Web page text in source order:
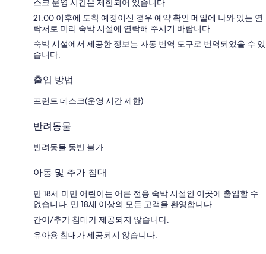
스크 운영 시간은 제한되어 있습니다.
21:00 이후에 도착 예정이신 경우 예약 확인 메일에 나와 있는 연
락처로 미리 숙박 시설에 연락해 주시기 바랍니다.
숙박 시설에서 제공한 정보는 자동 번역 도구로 번역되었을 수 있
습니다.
출입 방법
프런트 데스크(운영 시간 제한)
반려동물
반려동물 동반 불가
아동 및 추가 침대
만 18세 미만 어린이는 어른 전용 숙박 시설인 이곳에 출입할 수
없습니다. 만 18세 이상의 모든 고객을 환영합니다.
간이/추가 침대가 제공되지 않습니다.
유아용 침대가 제공되지 않습니다.